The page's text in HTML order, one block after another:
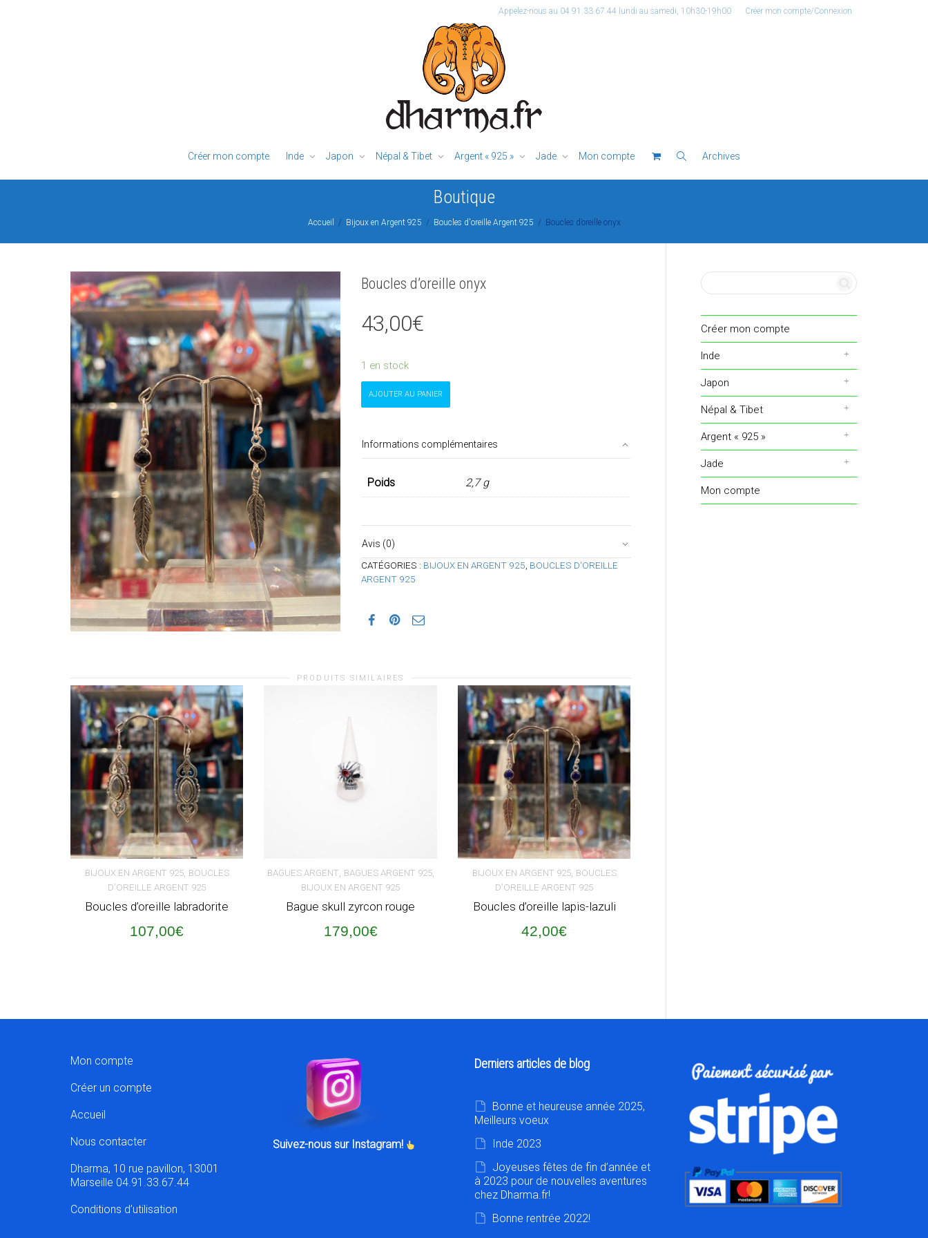
Appelez-nous au 04.91.33.67.44 lundi au samedi, 10h30-19h00 Créer mon compte/Connexion
Créer mon compte Inde Japon Népal & Tibet Argent « 925 » Jade Mon compte Archives
Boutique
Accueil Bijoux en Argent 925 Boucles d'oreille Argent 925 Boucles d’oreille onyx
Boucles d’oreille onyx
43,00€
1 en stock
quantité
de
onyx
AJOUTER AU PANIER
Informations complémentaires
Poids 2,7 g
Avis (0)
CATÉGORIES : BIJOUX EN ARGENT 925, BOUCLES D'OREILLE
ARGENT 925
PRODUITS SIMILAIRES
BIJOUX EN ARGENT 925, BOUCLES
D'OREILLE ARGENT 925
Boucles d’oreille labradorite
107,00€
BAGUES ARGENT, BAGUES ARGENT 925,
BIJOUX EN ARGENT 925
Bague skull zyrcon rouge
179,00€
BIJOUX EN ARGENT 925, BOUCLES
D'OREILLE ARGENT 925
Boucles d’oreille lapis-lazuli
42,00€
Créer mon compte
Inde
Japon
Népal & Tibet
Argent « 925 »
Jade
Mon compte
Mon compte
Créer un compte
Accueil
Nous contacter
Dharma, 10 rue pavillon, 13001
Marseille 04.91.33.67.44
Conditions d’utilisation
Suivez-nous sur Instagram!
Derniers articles de blog
Bonne et heureuse année 2025,
Meilleurs voeux
Inde 2023
Joyeuses fêtes de fin d’année et
à 2023 pour de nouvelles aventures
chez Dharma.fr!
Bonne rentrée 2022!